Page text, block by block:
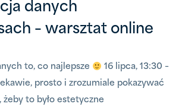
danych
– warsztat online
to, co najlepsze
16 lipca, 13:30 –
prosto i zrozumiale pokazywać
żeby to było estetyczne